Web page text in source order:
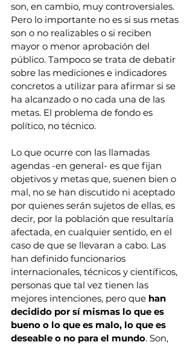
son, en cambio, muy controversiales.
Pero lo importante no es si sus metas
son o no realizables o si reciben
mayor o menor aprobación del
público. Tampoco se trata de debatir
sobre las mediciones e indicadores
concretos a utilizar para afirmar si se
ha alcanzado o no cada una de las
metas. El problema de fondo es
político, no técnico.
Lo que ocurre con las llamadas
agendas -en general- es que fijan
objetivos y metas que, suenen bien o
mal, no se han discutido ni aceptado
por quienes serán sujetos de ellas, es
decir, por la población que resultaría
afectada, en cualquier sentido, en el
caso de que se llevaran a cabo. Las
han definido funcionarios
internacionales, técnicos y científicos,
personas que tal vez tienen las
mejores intenciones, pero que han
decidido por sí mismas lo que es
bueno o lo que es malo, lo que es
deseable o no para el mundo. Son,